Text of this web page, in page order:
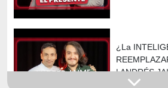
¿La
| ANDRÉS